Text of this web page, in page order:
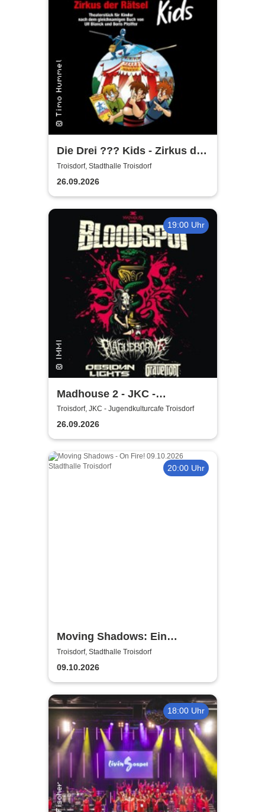
Die Drei ??? Kids - Zirkus der
Rätsel
Troisdorf, Stadthalle Troisdorf
26.09.2026
19:00 Uhr
Madhouse 2 - JKC -
Jugendkulturcafe Troisdorf
Troisdorf, JKC - Jugendkulturcafe Troisdorf
26.09.2026
20:00 Uhr
Moving Shadows: Ein
Schattentheater, das alles in
den Schatten stellt - On Fire
Troisdorf, Stadthalle Troisdorf
09.10.2026
18:00 Uhr